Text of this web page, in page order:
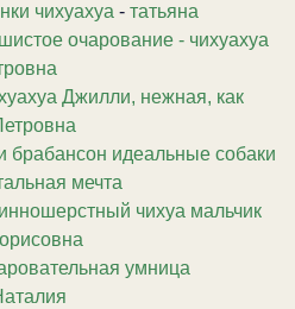
чихуахуа - татьяна
очарование - чихуахуа
Джилли, нежная, как
брабансон идеальные собаки
мечта
чихуа мальчик
умница